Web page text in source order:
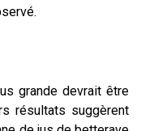
grande devrait être
résultats suggèrent